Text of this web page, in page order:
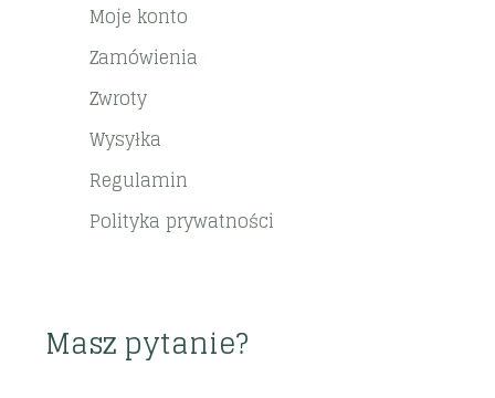
Moje konto
Zamówienia
Zwroty
Wysyłka
Regulamin
Polityka prywatności
Masz pytanie?